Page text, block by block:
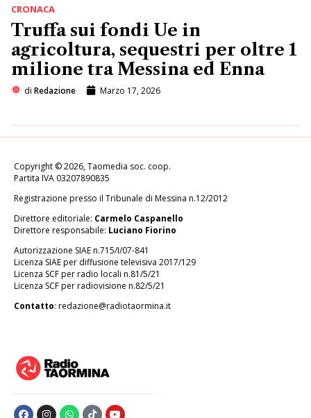
CRONACA
Truffa sui fondi Ue in
agricoltura, sequestri per oltre 1
milione tra Messina ed Enna
di Redazione Marzo 17, 2026
Copyright © 2026, Taomedia soc. coop.
Partita IVA 03207890835
Registrazione presso il Tribunale di Messina n.12/2012
Direttore editoriale: Carmelo Caspanello
Direttore responsabile: Luciano Fiorino
Autorizzazione SIAE n.715/I/07-841
Licenza SIAE per diffusione televisiva 2017/129
Licenza SCF per radio locali n.81/5/21
Licenza SCF per radiovisione n.82/5/21
Contatto: redazione@radiotaormina.it